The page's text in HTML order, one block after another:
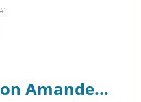
#]
Amande...